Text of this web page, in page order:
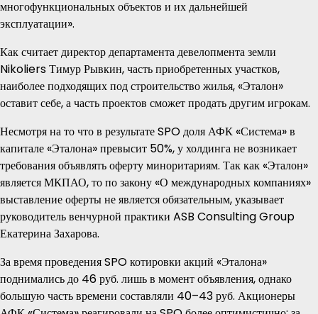
многофункциональных объектов и их дальнейшей
эксплуатации».
Как считает директор департамента девелопмента земли
Nikoliers Тимур Рывкин, часть приобретенных участков,
наиболее подходящих под строительство жилья, «Эталон»
оставит себе, а часть проектов сможет продать другим игрокам.
Несмотря на то что в результате SPO доля АФК «Система» в
капитале «Эталона» превысит 50%, у холдинга не возникает
требования объявлять оферту миноритариям. Так как «Эталон»
является МКПАО, то по закону «О международных компаниях»
выставление оферты не является обязательным, указывает
руководитель венчурной практики ASB Consulting Group
Екатерина Захарова.
За время проведения SPO котировки акций «Эталона»
поднимались до 46 руб. лишь в момент объявления, однако
большую часть времени составляли 40–43 руб. Акционеры